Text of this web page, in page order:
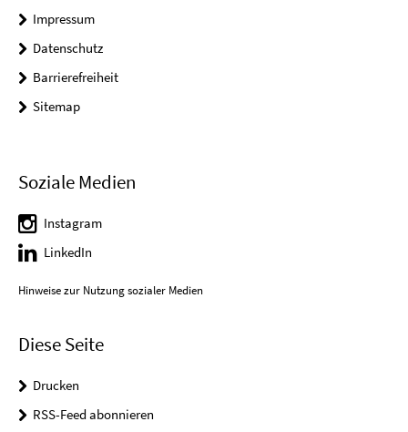
Impressum
Datenschutz
Barrierefreiheit
Sitemap
Soziale Medien
Instagram
LinkedIn
Hinweise zur Nutzung sozialer Medien
Diese Seite
Drucken
RSS-Feed abonnieren